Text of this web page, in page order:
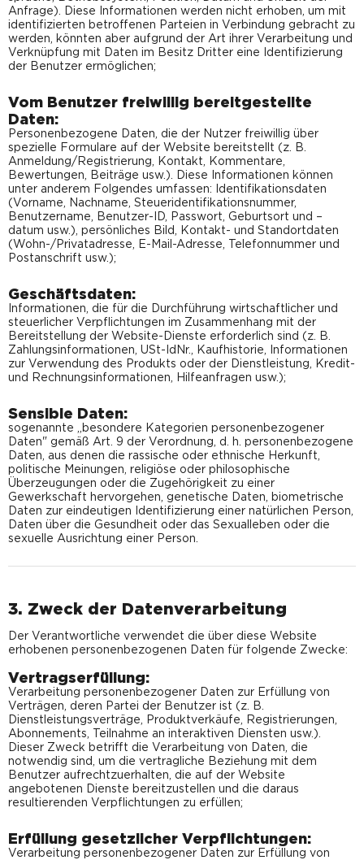
Anfrage). Diese Informationen werden nicht erhoben, um mit
identifizierten betroffenen Parteien in Verbindung gebracht zu
werden, könnten aber aufgrund der Art ihrer Verarbeitung und
Verknüpfung mit Daten im Besitz Dritter eine Identifizierung
der Benutzer ermöglichen;
Vom Benutzer freiwillig bereitgestellte
Daten:
Personenbezogene Daten, die der Nutzer freiwillig über
spezielle Formulare auf der Website bereitstellt (z. B.
Anmeldung/Registrierung, Kontakt, Kommentare,
Bewertungen, Beiträge usw.). Diese Informationen können
unter anderem Folgendes umfassen: Identifikationsdaten
(Vorname, Nachname, Steueridentifikationsnummer,
Benutzername, Benutzer-ID, Passwort, Geburtsort und –
datum usw.), persönliches Bild, Kontakt- und Standortdaten
(Wohn-/Privatadresse, E-Mail-Adresse, Telefonnummer und
Postanschrift usw.);
Geschäftsdaten:
Informationen, die für die Durchführung wirtschaftlicher und
steuerlicher Verpflichtungen im Zusammenhang mit der
Bereitstellung der Website-Dienste erforderlich sind (z. B.
Zahlungsinformationen, USt-IdNr., Kaufhistorie, Informationen
zur Verwendung des Produkts oder der Dienstleistung, Kredit-
und Rechnungsinformationen, Hilfeanfragen usw.);
Sensible Daten:
sogenannte „besondere Kategorien personenbezogener
Daten" gemäß Art. 9 der Verordnung, d. h. personenbezogene
Daten, aus denen die rassische oder ethnische Herkunft,
politische Meinungen, religiöse oder philosophische
Überzeugungen oder die Zugehörigkeit zu einer
Gewerkschaft hervorgehen, genetische Daten, biometrische
Daten zur eindeutigen Identifizierung einer natürlichen Person,
Daten über die Gesundheit oder das Sexualleben oder die
sexuelle Ausrichtung einer Person.
3. Zweck der Datenverarbeitung
Der Verantwortliche verwendet die über diese Website
erhobenen personenbezogenen Daten für folgende Zwecke:
Vertragserfüllung:
Verarbeitung personenbezogener Daten zur Erfüllung von
Verträgen, deren Partei der Benutzer ist (z. B.
Dienstleistungsverträge, Produktverkäufe, Registrierungen,
Abonnements, Teilnahme an interaktiven Diensten usw.).
Dieser Zweck betrifft die Verarbeitung von Daten, die
notwendig sind, um die vertragliche Beziehung mit dem
Benutzer aufrechtzuerhalten, die auf der Website
angebotenen Dienste bereitzustellen und die daraus
resultierenden Verpflichtungen zu erfüllen;
Erfüllung gesetzlicher Verpflichtungen:
Verarbeitung personenbezogener Daten zur Erfüllung von